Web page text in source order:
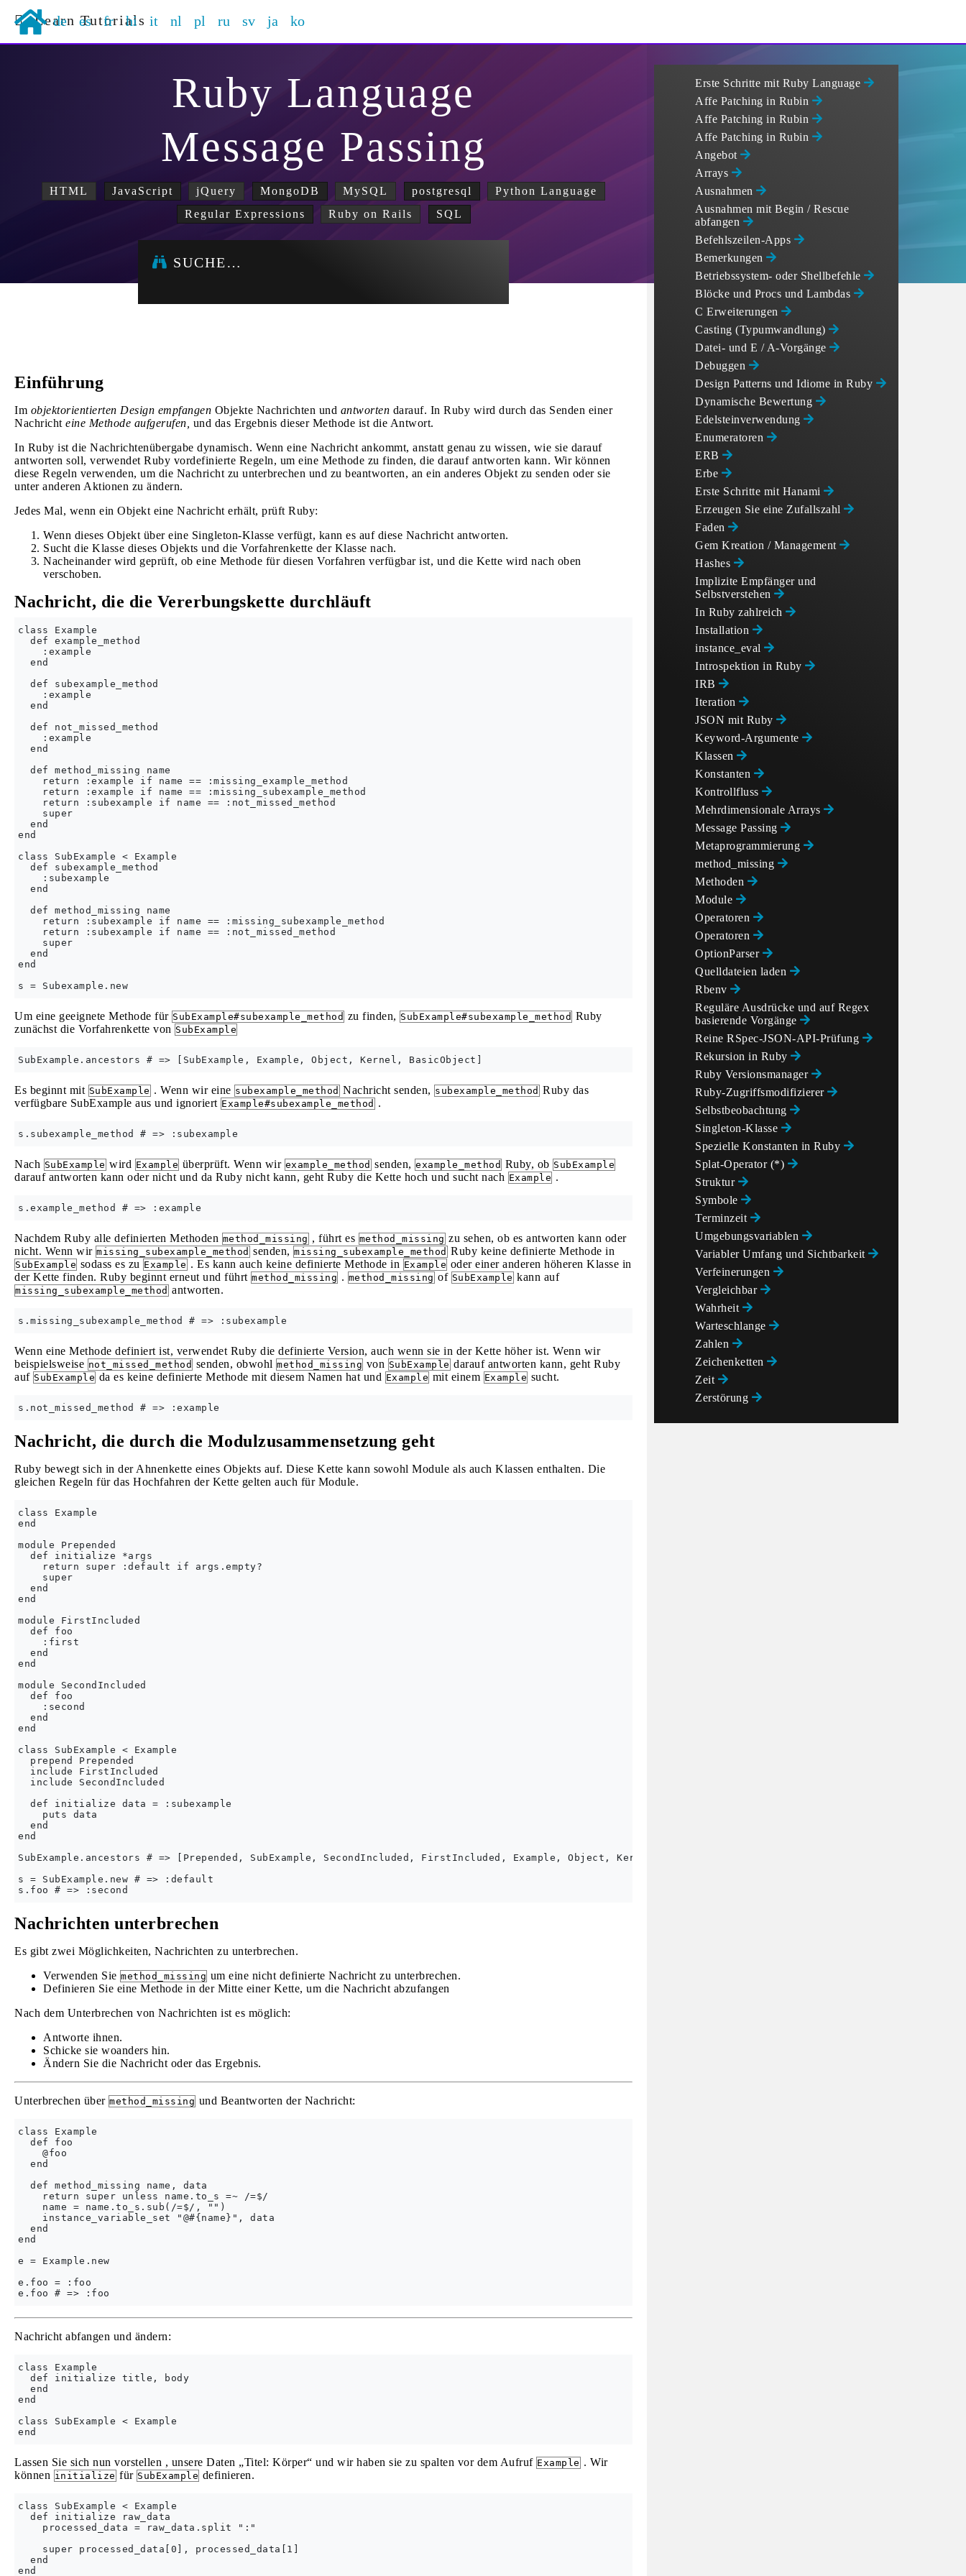
Learn Tutorials
de es fr hi it nl pl ru sv ja ko
Ruby Language
Message Passing
HTML JavaScript jQuery MongoDB MySQL postgresql
Python Language
Regular Expressions
Ruby on Rails SQL
SUCHE…
Einführung
Im objektorientierten Design empfangen Objekte Nachrichten und antworten darauf. In Ruby wird durch das Senden einer
Nachricht eine Methode aufgerufen, und das Ergebnis dieser Methode ist die Antwort.
In Ruby ist die Nachrichtenübergabe dynamisch. Wenn eine Nachricht ankommt, anstatt genau zu wissen, wie sie darauf
antworten soll, verwendet Ruby vordefinierte Regeln, um eine Methode zu finden, die darauf antworten kann. Wir können
diese Regeln verwenden, um die Nachricht zu unterbrechen und zu beantworten, an ein anderes Objekt zu senden oder sie
unter anderen Aktionen zu ändern.
Jedes Mal, wenn ein Objekt eine Nachricht erhält, prüft Ruby:
Wenn dieses Objekt über eine Singleton-Klasse verfügt, kann es auf diese Nachricht antworten.
Sucht die Klasse dieses Objekts und die Vorfahrenkette der Klasse nach.
Nacheinander wird geprüft, ob eine Methode für diesen Vorfahren verfügbar ist, und die Kette wird nach oben
verschoben.
Nachricht, die die Vererbungskette durchläuft
class Example
  def example_method
    :example
  end
  def subexample_method
    :example
  end
  def not_missed_method
    :example
  end
  def method_missing name
    return :example if name == :missing_example_method
    return :example if name == :missing_subexample_method
    return :subexample if name == :not_missed_method
    super
  end
end
class SubExample < Example
  def subexample_method
    :subexample
  end
  def method_missing name
    return :subexample if name == :missing_subexample_method
    return :subexample if name == :not_missed_method
    super
  end
end
Um eine geeignete Methode für SubExample#subexample_method zu finden, SubExample#subexample_method Ruby
zunächst die Vorfahrenkette von SubExample
Es beginnt mit SubExample . Wenn wir eine subexample_method Nachricht senden, subexample_method Ruby das
verfügbare SubExample aus und ignoriert Example#subexample_method .
Nach SubExample wird Example überprüft. Wenn wir example_method senden, example_method Ruby, ob SubExample
darauf antworten kann oder nicht und da Ruby nicht kann, geht Ruby die Kette hoch und sucht nach Example .
Nachdem Ruby alle definierten Methoden method_missing , führt es method_missing zu sehen, ob es antworten kann oder
nicht. Wenn wir missing_subexample_method senden, missing_subexample_method Ruby keine definierte Methode in
SubExample sodass es zu Example . Es kann auch keine definierte Methode in Example oder einer anderen höheren Klasse in
der Kette finden. Ruby beginnt erneut und führt method_missing . method_missing of SubExample kann auf
missing_subexample_method antworten.
Wenn eine Methode definiert ist, verwendet Ruby die definierte Version, auch wenn sie in der Kette höher ist. Wenn wir
beispielsweise not_missed_method senden, obwohl method_missing von SubExample darauf antworten kann, geht Ruby
auf SubExample da es keine definierte Methode mit diesem Namen hat und Example mit einem Example sucht.
Nachricht, die durch die Modulzusammensetzung geht
Ruby bewegt sich in der Ahnenkette eines Objekts auf. Diese Kette kann sowohl Module als auch Klassen enthalten. Die
gleichen Regeln für das Hochfahren der Kette gelten auch für Module.
class Example
end
module Prepended
  def initialize *args
    return super :default if args.empty?
    super
  end
end
module FirstIncluded
  def foo
    :first
  end
end
module SecondIncluded
  def foo
    :second
  end
end
class SubExample < Example
  prepend Prepended
  include FirstIncluded
  include SecondIncluded
  def initialize data = :subexample
    puts data
  end
end
SubExample.ancestors # => [Prepended, SubExample, SecondIncluded, FirstIncluded, Example, Object, Kernel, BasicObject]
s = SubExample.new # => :default
Nachrichten unterbrechen
Es gibt zwei Möglichkeiten, Nachrichten zu unterbrechen.
Verwenden Sie method_missing um eine nicht definierte Nachricht zu unterbrechen.
Definieren Sie eine Methode in der Mitte einer Kette, um die Nachricht abzufangen
Nach dem Unterbrechen von Nachrichten ist es möglich:
Antworte ihnen.
Schicke sie woanders hin.
Ändern Sie die Nachricht oder das Ergebnis.
Unterbrechen über method_missing und Beantworten der Nachricht:
class Example
  def foo
    @foo
  end
  def method_missing name, data
    return super unless name.to_s =~ /=$/
    name = name.to_s.sub(/=$/, "")
    instance_variable_set "@#{name}", data
  end
end
e = Example.new
e.foo = :foo
Nachricht abfangen und ändern:
class Example
  def initialize title, body
  end
end
class SubExample < Example
Lassen Sie sich nun vorstellen , unsere Daten „Titel: Körper“ und wir haben sie zu spalten vor dem Aufruf Example . Wir
können initialize für SubExample definieren.
class SubExample < Example
  def initialize raw_data
    processed_data = raw_data.split ":"
    super processed_data[0], processed_data[1]
  end
Erste Schritte mit Ruby Language
Affe Patching in Rubin
Affe Patching in Rubin
Affe Patching in Rubin
Angebot
Arrays
Ausnahmen
Ausnahmen mit Begin / Rescue
abfangen
Befehlszeilen-Apps
Bemerkungen
Betriebssystem- oder Shellbefehle
Blöcke und Procs und Lambdas
C Erweiterungen
Casting (Typumwandlung)
Datei- und E / A-Vorgänge
Debuggen
Design Patterns und Idiome in Ruby
Dynamische Bewertung
Edelsteinverwendung
Enumeratoren
ERB
Erbe
Erste Schritte mit Hanami
Erzeugen Sie eine Zufallszahl
Faden
Gem Kreation / Management
Hashes
Implizite Empfänger und
Selbstverstehen
In Ruby zahlreich
Installation
instance_eval
Introspektion in Ruby
IRB
Iteration
JSON mit Ruby
Keyword-Argumente
Klassen
Konstanten
Kontrollfluss
Mehrdimensionale Arrays
Message Passing
Metaprogrammierung
method_missing
Methoden
Module
Operatoren
Operatoren
OptionParser
Quelldateien laden
Rbenv
Reguläre Ausdrücke und auf Regex
basierende Vorgänge
Reine RSpec-JSON-API-Prüfung
Rekursion in Ruby
Ruby Versionsmanager
Ruby-Zugriffsmodifizierer
Selbstbeobachtung
Singleton-Klasse
Spezielle Konstanten in Ruby
Splat-Operator (*)
Struktur
Symbole
Terminzeit
Umgebungsvariablen
Variabler Umfang und Sichtbarkeit
Verfeinerungen
Vergleichbar
Wahrheit
Warteschlange
Zahlen
Zeichenketten
Zeit
Zerstörung